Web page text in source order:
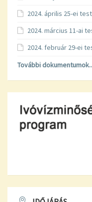
2024. április 25-ei
2024. március 11-ai
2024. február 29-ei
További